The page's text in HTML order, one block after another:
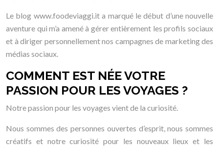
Le blog www.foodeviaggi.it a marqué le début d’une nouvelle
aventure qui m’a amené à gérer entièrement les profils sociaux
et à diriger personnellement nos campagnes de marketing des
médias sociaux.
COMMENT EST NÉE VOTRE
PASSION POUR LES VOYAGES ?
Notre passion pour les voyages vient de la curiosité.
Nous sommes des personnes ouvertes d’esprit, nous sommes
créatifs et notre curiosité pour les nouveaux lieux et les